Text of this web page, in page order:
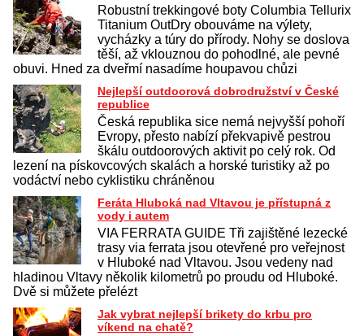
Robustní trekkingové boty Columbia Tellurix
Titanium OutDry obouváme na výlety,
vycházky a túry do přírody. Nohy se doslova
těší, až vklouznou do pohodlné, ale pevné
obuvi. Hned za dveřmí nasadíme houpavou chůzi
Nejlepší outdoorová dobrodružství v České
republice
Česká republika sice nemá nejvyšší pohoří
Evropy, přesto nabízí překvapivě pestrou
škálu outdoorových aktivit po celý rok. Od
lezení na pískovcových skalách a horské turistiky až po
vodáctví nebo cyklistiku chráněnou
Feráta Hluboká nad Vltavou je přístupná z
vody i autem
VIA FERRATA GUIDE Tři zajištěné lezecké
trasy via ferrata jsou otevřené pro veřejnost
v Hluboké nad Vltavou. Jsou vedeny nad
hladinou Vltavy několik kilometrů po proudu od Hluboké.
Dvě si můžete přelézt
Jak vybrat nejlepší brikety do krbu pro
víkend na chatě?